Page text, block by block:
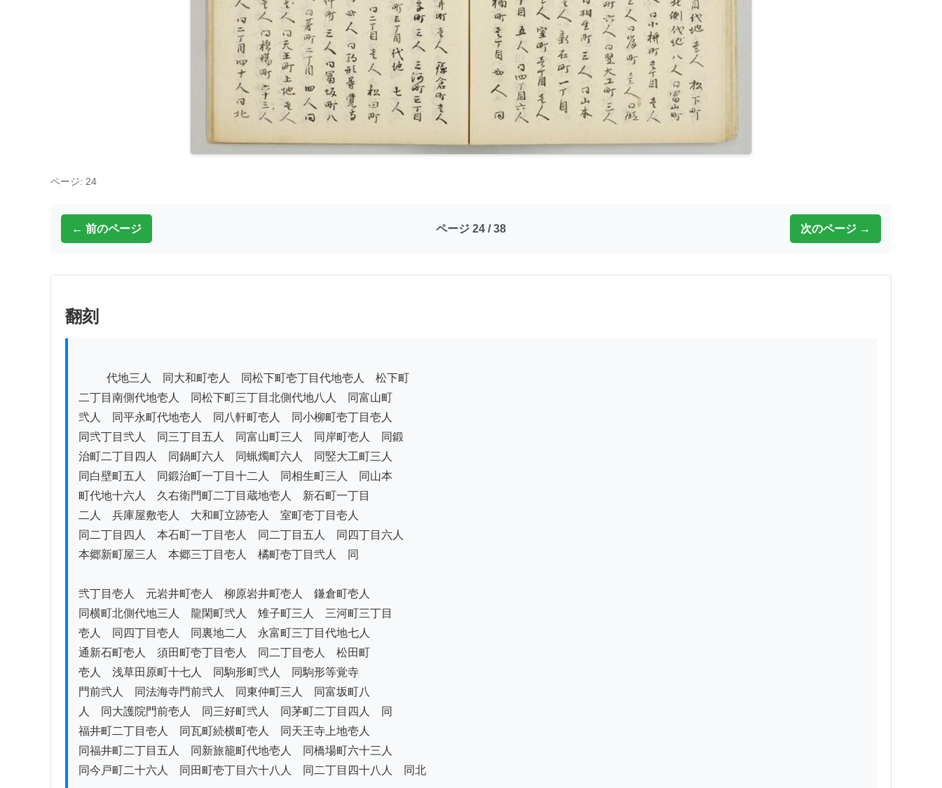
ページ: 24
← 前のページ ページ 24 / 38 次のページ →
翻刻
二丁目南側代地壱人　同松下町三丁目北側代地八人　同富山町
弐人　同平永町代地壱人　同八軒町壱人　同小柳町壱丁目壱人
同弐丁目弐人　同三丁目五人　同富山町三人　同岸町壱人　同鍛
治町二丁目四人　同鍋町六人　同蝋燭町六人　同竪大工町三人
同白壁町五人　同鍛治町一丁目十二人　同相生町三人　同山本
町代地十六人　久右衛門町二丁目蔵地壱人　新石町一丁目
二人　兵庫屋敷壱人　大和町立跡壱人　室町壱丁目壱人
同二丁目四人　本石町一丁目壱人　同二丁目五人　同四丁目六人
本郷新町屋三人　本郷三丁目壱人　橘町壱丁目弐人　同
弐丁目壱人　元岩井町壱人　柳原岩井町壱人　鎌倉町壱人
同横町北側代地三人　龍閑町弐人　雉子町三人　三河町三丁目
壱人　同四丁目壱人　同裏地二人　永富町三丁目代地七人
通新石町壱人　須田町壱丁目壱人　同二丁目壱人　松田町
壱人　浅草田原町十七人　同駒形町弐人　同駒形等覚寺
門前弐人　同法海寺門前弐人　同東仲町三人　同富坂町八
人　同大護院門前壱人　同三好町弐人　同茅町二丁目四人　同
福井町二丁目壱人　同瓦町続横町壱人　同天王寺上地壱人
同福井町二丁目五人　同新旅籠町代地壱人　同橋場町六十三人
同今戸町二十六人　同田町壱丁目六十八人　同二丁目四十八人　同北